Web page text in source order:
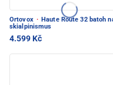
Ortovox · Haute Route 32 batoh
skialpinismus
4.599 Kč